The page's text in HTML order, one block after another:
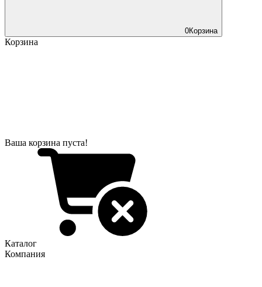
0Корзина
Корзина
Ваша корзина пуста!
Каталог
Компания